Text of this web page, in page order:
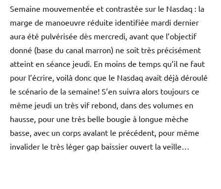
Semaine mouvementée et contrastée sur le Nasdaq : la
marge de manoeuvre réduite identifiée mardi dernier
aura été pulvérisée dès mercredi, avant que l’objectif
donné (base du canal marron) ne soit très précisément
atteint en séance jeudi. En moins de temps qu’il ne faut
pour l’écrire, voilà donc que le Nasdaq avait déjà déroulé
le scénario de la semaine! S’en suivra alors toujours ce
même jeudi un très vif rebond, dans des volumes en
hausse, pour une très belle bougie à longue mèche
basse, avec un corps avalant le précédent, pour même
invalider le très léger gap baissier ouvert la veille…